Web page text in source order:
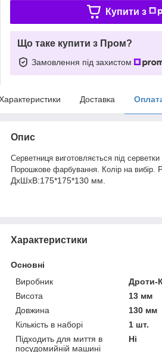
Купити з
Що таке купити з Пром?
Замовлення під захистом
Доставка
Опис
Серветниця виготовляється під
Порошкове фарбування. Колір на вибір.
ДхШхВ:175*175*130 мм.
Характеристики
Основні
Виробник
Дроти-
Висота
13 мм
Довжина
130 мм
Кількість в наборі
1 шт.
Підходить для миття в
посудомийній машині
Ні